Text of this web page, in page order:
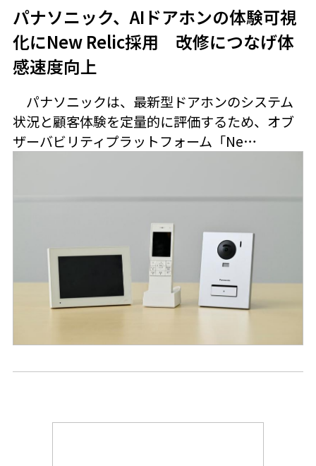
パナソニック、AIドアホンの体験可視
化にNew Relic採用 改修につなげ体
感速度向上
パナソニックは、最新型ドアホンのシステム
状況と顧客体験を定量的に評価するため、オブ
ザーバビリティプラットフォーム「Ne…